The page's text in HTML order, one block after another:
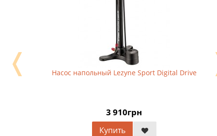
Насос напольный Lezyne Sport Digital Drive
3 910грн
Купить
❬